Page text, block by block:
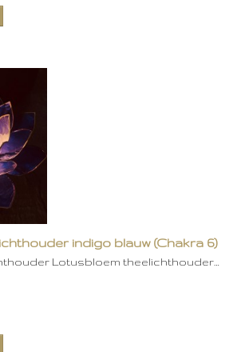
indigo blauw (Chakra 6)
Lotusbloem theelichthouder…